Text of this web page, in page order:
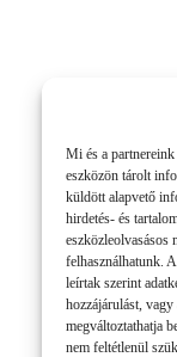
Mi és a
eszközön tárolt
küldött alapvető
hirdetés- és
eszközleolvasásos
felhasználhatunk.
leírtak szerint
hozzájárulást,
megváltoztathatja
nem feltétlenül